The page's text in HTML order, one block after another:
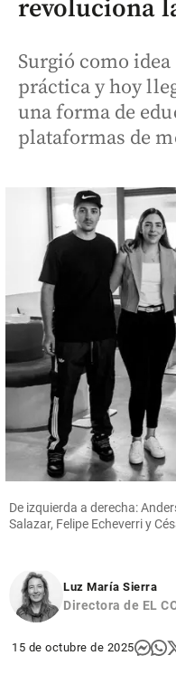
revoluciona
Surgió como
práctica y hoy
una forma de
plataformas de
De izquierda a derecha:
Salazar, Felipe Echeverri y
Luz María Sierra
Directora de EL
15 de octubre de 2025